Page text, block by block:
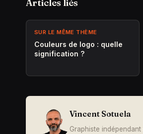
Articles liés
SUR LE MÊME THÈME
Couleurs de logo : quelle
signification ?
Vincent Sotuela
Graphiste